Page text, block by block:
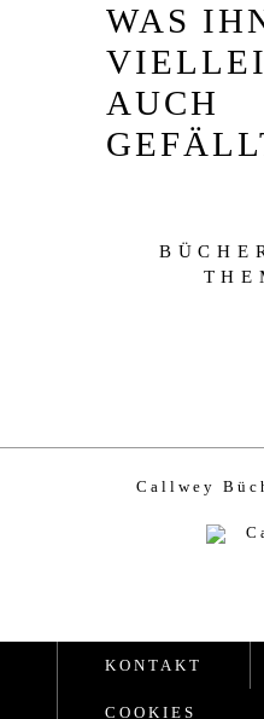
WAS
AUCH
Callwey
KONTAKT
COOKIES